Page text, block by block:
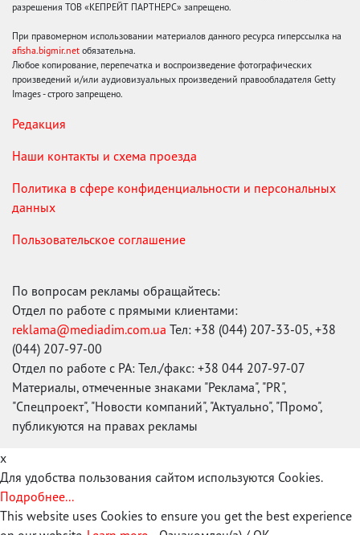
разрешения ТОВ «КЕПРЕЙТ ПАРТНЕРС» запрещено.
При правомерном использовании материалов данного ресурса гиперссылка на
afisha.bigmir.net обязательна.
Любое копирование, перепечатка и воспроизведение фотографических
произведений и/или аудиовизуальных произведений правообладателя Getty
Images - строго запрещено.
Редакция
Наши контакты и схема проезда
Политика в сфере конфиденциальности и персональных
данных
Пользовательское соглашение
По вопросам рекламы обращайтесь:
Отдел по работе с прямыми клиентами:
reklama@mediadim.com.ua Тел: +38 (044) 207-33-05, +38
(044) 207-97-00
Отдел по работе с РА: Тел./факс: +38 044 207-97-07
Материалы, отмеченные знаками "Реклама", "PR",
"Спецпроект", "Новости компаний", "Актуально", "Промо",
публикуются на правах рекламы
x
Для удобства пользования сайтом используются Cookies.
Подробнее...
This website uses Cookies to ensure you get the best experience